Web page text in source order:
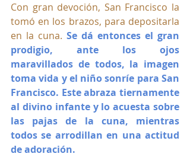
Con gran devoción, San Francisco la
tomó en los brazos, para depositarla
en la cuna. Se dá entonces el gran
prodigio, ante los ojos
maravillados de todos, la imagen
toma vida y el niño sonríe para San
Francisco. Este abraza tiernamente
al divino infante y lo acuesta sobre
las pajas de la cuna, mientras
todos se arrodillan en una actitud
de adoración.